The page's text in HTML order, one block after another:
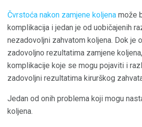
Čvrstoća nakon zamjene koljena može
komplikacija i jedan je od uobičajenih
nezadovoljni zahvatom koljena. Dok je
zadovoljno rezultatima zamjene
komplikacije koje se mogu pojaviti i
zadovoljni rezultatima kirurškog
Jedan od onih problema koji mogu
koljena.